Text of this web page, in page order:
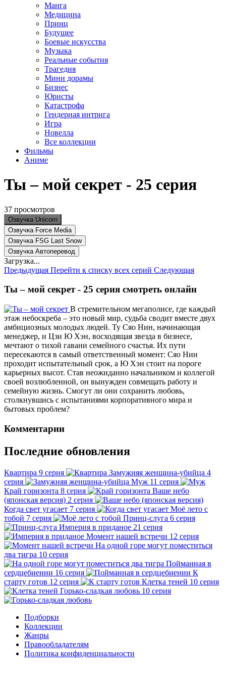
Манга
Медицина
Принц
Будущее
Боевые искусства
Музыка
Реальные события
Трагедия
Мини дорамы
Бизнес
Юристы
Катастрофа
Гендерная интрига
Игра
Новелла
Все коллекции
Фильмы
Аниме
Ты – мой секрет - 25 серия
37 просмотров
Озвучка Unicorn
Озвучка Force Media
Озвучка FSG Last Snow
Озвучка Автоперевод
Загрузка...
Предыдущая Перейти к списку всех серий Следующая
Ты – мой секрет - 25 серия смотреть онлайн
В стремительном мегаполисе, где каждый
этаж небоскреба – это новый мир, судьба сводит вместе двух
амбициозных молодых людей. Ту Сяо Нин, начинающая
менеджер, и Цзи Ю Хэн, восходящая звезда в бизнесе,
мечтают о тихой гавани семейного счастья. Их пути
пересекаются в самый ответственный момент: Сяо Нин
проходит испытательный срок, а Ю Хэн стоит на пороге
карьерных высот. Став неожиданно начальником и коллегой
своей возлюбленной, он вынужден совмещать работу и
семейную жизнь. Смогут ли они сохранить любовь,
столкнувшись с испытаниями корпоративного мира и
бытовых проблем?
Комментарии
Последние обновления
Квартира 9 серия Замужняя женщина-убийца 4
серия
Муж 11 серия
Край горизонта 8 серия
Ваше небо
(японская версия) 2 серия
Когда свет угасает 7 серия
Моё лето с
тобой 7 серия Принц-слуга 6 серия
Империя в приданое 21 серия
Момент нашей встречи 12 серия
На одной горе могут поместиться
два тигра 10 серия
Пойманная в
сердцебиении 16 серия
К
старту готов 12 серия Клетка теней 10 серия
Горько-сладкая любовь 10 серия
Подборки
Коллекции
Жанры
Правообладателям
Политика конфиденциальности